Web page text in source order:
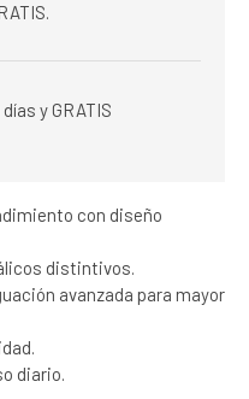
y GRATIS
con diseño
distintivos.
avanzada para mayor
diario.